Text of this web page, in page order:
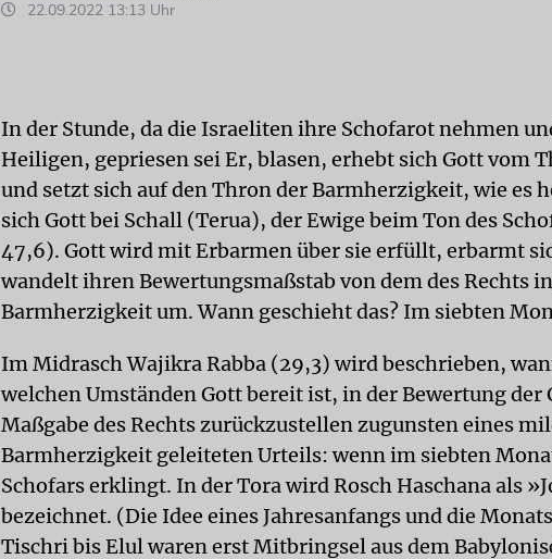
22.09.2022 13:13 Uhr
In der Stunde, da die Israeliten ihre Schofarot nehmen
Heiligen, gepriesen sei Er, blasen, erhebt sich Gott vom
und setzt sich auf den Thron der Barmherzigkeit, wie es
sich Gott bei Schall (Terua), der Ewige beim Ton des
47,6). Gott wird mit Erbarmen über sie erfüllt, erbarmt
wandelt ihren Bewertungsmaßstab von dem des Rechts
Barmherzigkeit um. Wann geschieht das? Im siebten
Im Midrasch Wajikra Rabba (29,3) wird beschrieben,
welchen Umständen Gott bereit ist, in der Bewertung der
Maßgabe des Rechts zurückzustellen zugunsten eines
Barmherzigkeit geleiteten Urteils: wenn im siebten
Schofars erklingt. In der Tora wird Rosch Haschana als
bezeichnet. (Die Idee eines Jahresanfangs und die
Tischri bis Elul waren erst Mitbringsel aus dem